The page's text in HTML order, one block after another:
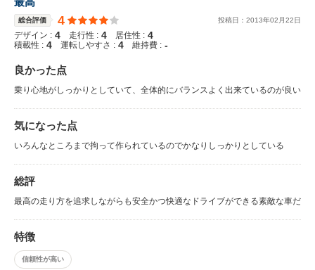
総合評価 4 投稿日： 2013年02 月22日
デザイン : 4 走行性 : 4 居住性 : 4
積載性 : 4 運転しやすさ : 4 維持費 : -
良かった点
乗り心地がしっかりとしていて、全体的にバランスよく出来ているのが良い
気になった点
いろんなところまで拘って作られているのでかなりしっかりとしている
総評
最高の走り方を追求しながらも安全かつ快適なドライブができる素敵な車だ
特徴
信頼性が高い